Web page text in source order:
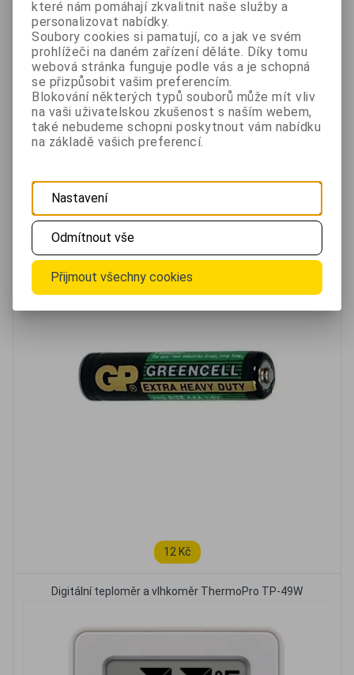
Přesnost měření vlhkosti: +-3%RH
Obnovení měření: 10s
Jednotky teploty: °F a °C
Barva podsvícení: Oranžová
Napájení: 2x AAA baterie
Pro tento produkt
Doporučujeme
Mikrotužková baterie GP Greencell AAA
12 Kč
Digitální teploměr a vlhkoměr ThermoPro TP-49W
které nám pomáhají zkvalitnit naše služby a
personalizovat nabídky.
Soubory cookies si pamatují, co a jak ve svém
prohlížeči na daném zařízení děláte. Díky tomu
webová stránka funguje podle vás a je schopná
se přizpůsobit vašim preferencím.
Blokování některých typů souborů může mít vliv
na vaši uživatelskou zkušenost s naším webem,
také nebudeme schopni poskytnout vám nabídku
na základě vašich preferencí.
Nastavení
Odmítnout vše
Přijmout všechny cookies